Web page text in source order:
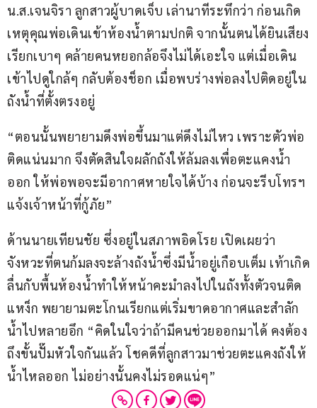
น.ส.เจนจิรา ลูกสาวผู้บาดเจ็บ เล่านาทีระทึกว่า ก่อนเกิด
เหตุคุณพ่อเดินเข้าห้องน้ำตามปกติ จากนั้นตนได้ยินเสียง
เรียกเบาๆ คล้ายคนหยอกล้อจึงไม่ได้เอะใจ แต่เมื่อเดิน
เข้าไปดูใกล้ๆ กลับต้องช็อก เมื่อพบร่างพ่อลงไปติดอยู่ใน
ถังน้ำที่ตั้งตรงอยู่
“ตอนนั้นพยายามดึงพ่อขึ้นมาแต่ดึงไม่ไหว เพราะตัวพ่อ
ติดแน่นมาก จึงตัดสินใจผลักถังให้ล้มลงเพื่อตะแคงน้ำ
ออก ให้พ่อพอจะมีอากาศหายใจได้บ้าง ก่อนจะรีบโทรฯ
แจ้งเจ้าหน้าที่กู้ภัย”
ด้านนายเทียนชัย ซึ่งอยู่ในสภาพอิดโรย เปิดเผยว่า
จังหวะที่ตนก้มลงจะล้างถังน้ำซึ่งมีน้ำอยู่เกือบเต็ม เท้าเกิด
ลื่นกับพื้นห้องน้ำทำให้หน้าคะมำลงไปในถังทั้งตัวจนติด
แหง็ก พยายามตะโกนเรียกแต่เริ่มขาดอากาศและสำลัก
น้ำไปหลายอึก “คิดในใจว่าถ้ามีคนช่วยออกมาได้ คงต้อง
ถึงขั้นปั๊มหัวใจกันแล้ว โชคดีที่ลูกสาวมาช่วยตะแคงถังให้
น้ำไหลออก ไม่อย่างนั้นคงไม่รอดแน่ๆ”